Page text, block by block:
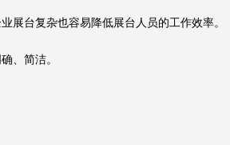
台复杂也容易降低展台人员的工作效率。
、简洁。